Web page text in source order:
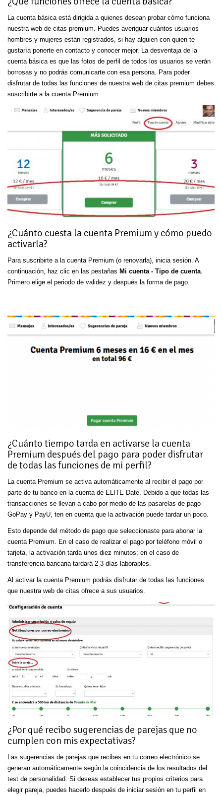
La cuenta básica está dirigida a quienes desean probar cómo funciona
nuestra web de citas premium. Puedes averiguar cuántos usuarios
hombres y mujeres están registrados, si hay alguien con quien te
gustaría ponerte en contacto y conocer mejor. La desventaja de la
cuenta básica es que las fotos de perfil de todos los usuarios se verán
borrosas y no podrás comunicarte con esa persona. Para poder
disfrutar de todas las funciones de nuestra web de citas premium debes
suscribirte a la cuenta Premium.
¿Cuánto cuesta la cuenta Premium y cómo puedo
activarla?
Para suscribirte a la cuenta Premium (o renovarla), inicia sesión. A
continuación, haz clic en las pestañas Mi cuenta - Tipo de cuenta
Primero elige el periodo de validez y después la forma de pago.
¿Cuánto tiempo tarda en activarse la cuenta
Premium después del pago para poder disfrutar
de todas las funciones de mi perfil?
La cuenta Premium se activa automáticamente al recibir el pago por
parte de tu banco en la cuenta de ELITE Date. Debido a que todas las
transacciones se llevan a cabo por medio de las pasarelas de pago
GoPay y PayU, ten en cuenta que la activación puede tardar un poco.
Esto depende del método de pago que seleccionaste para abonar la
cuenta Premium. En el caso de realizar el pago por teléfono móvil o
tarjeta, la activación tarda unos diez minutos; en el caso de
transferencia bancaria tardará 2-3 días laborables.
Al activar la cuenta Premium podrás disfrutar de todas las funciones
que nuestra web de citas ofrece a sus usuarios.
¿Por qué recibo sugerencias de parejas que no
cumplen con mis expectativas?
Las sugerencias de parejas que recibes en tu correo electrónico se
generan automáticamente según la coincidencia de los resultados del
test de personalidad. Si deseas establecer tus propios criterios para
elegir pareja, puedes hacerlo después de iniciar sesión en tu perfil en